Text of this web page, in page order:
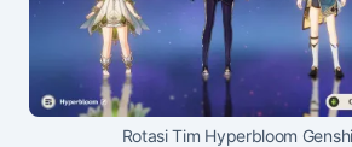
Rotasi Tim Hyperbloom